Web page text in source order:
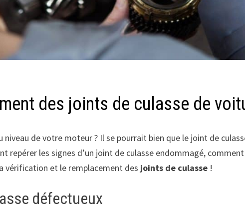
des joints de culasse de
niveau de votre moteur ? Il se pourrait bien que le joint de
repérer les signes d’un joint de culasse endommagé,
vérification et le remplacement des joints de culasse !
défectueux